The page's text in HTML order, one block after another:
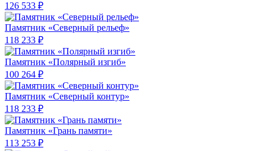
126 533 ₽
Памятник «Северный рельеф»
118 233 ₽
Памятник «Полярный изгиб»
100 264 ₽
Памятник «Северный контур»
118 233 ₽
Памятник «Грань памяти»
113 253 ₽